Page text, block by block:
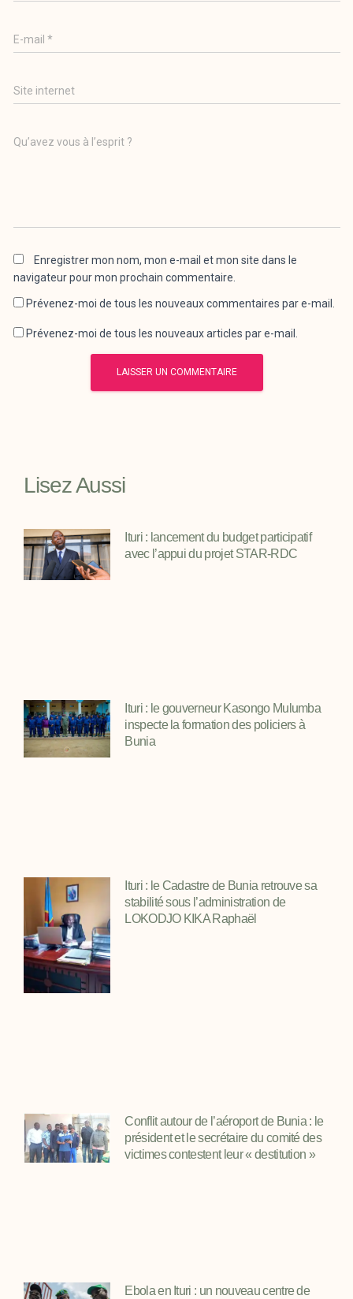
E-mail*
Site internet
Qu’avez vous à l’esprit ?
Enregistrer mon nom, mon e-mail et mon site dans le
navigateur pour mon prochain commentaire.
Prévenez-moi de tous les nouveaux commentaires par e-mail.
Prévenez-moi de tous les nouveaux articles par e-mail.
Lisez Aussi
Ituri : lancement du budget participatif
avec l’appui du projet STAR-RDC
Ituri : le gouverneur Kasongo Mulumba
inspecte la formation des policiers à
Bunia
Ituri : le Cadastre de Bunia retrouve sa
stabilité sous l’administration de
LOKODJO KIKA Raphaël
Conflit autour de l’aéroport de Bunia : le
président et le secrétaire du comité des
victimes contestent leur « destitution »
Ebola en Ituri : un nouveau centre de